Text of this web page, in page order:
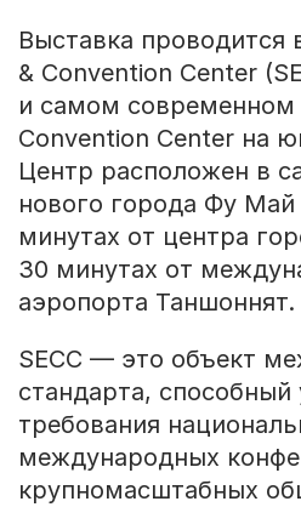
Выставка проводится
& Convention Center
и самом современном
Convention Center на
Центр расположен в
нового города Фу Май
минутах от центра
30 минутах от
аэропорта Таншоннят.
SECC — это объект
стандарта, способный
требования
международных
крупномасштабных